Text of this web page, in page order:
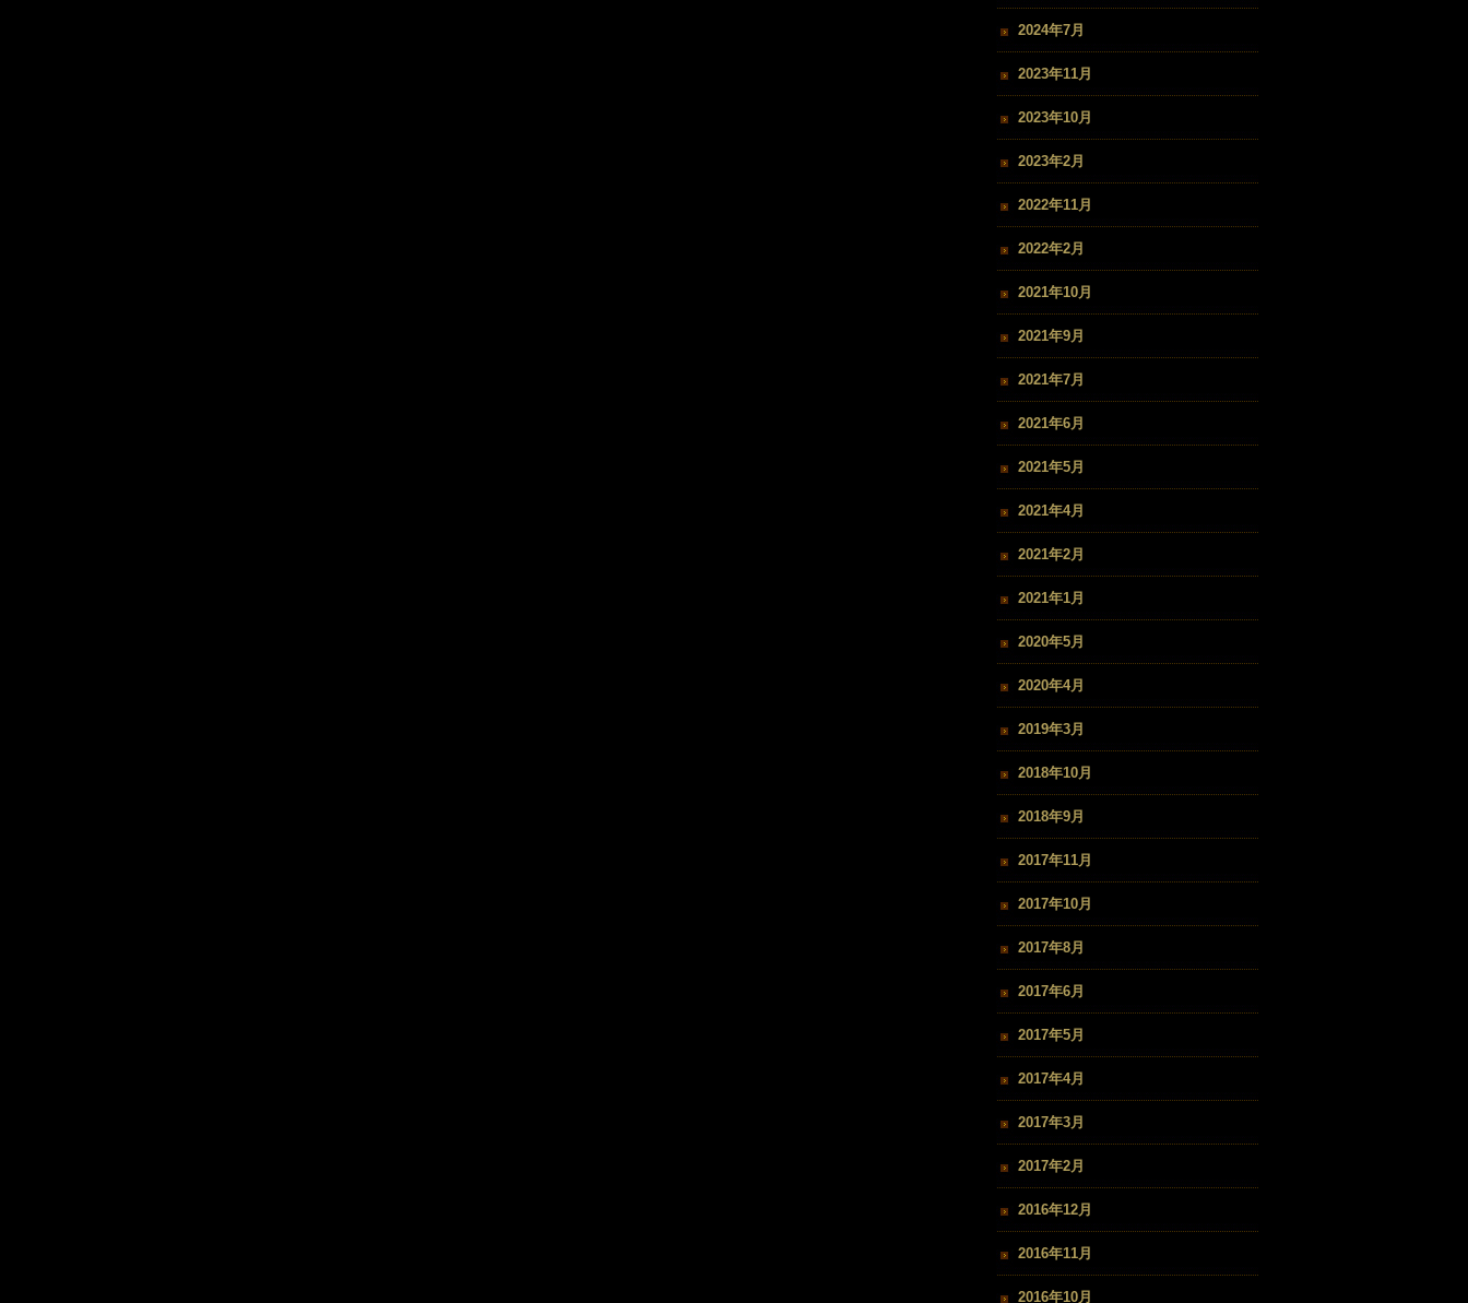
2024年7月
2023年11月
2023年10月
2023年2月
2022年11月
2022年2月
2021年10月
2021年9月
2021年7月
2021年6月
2021年5月
2021年4月
2021年2月
2021年1月
2020年5月
2020年4月
2019年3月
2018年10月
2018年9月
2017年11月
2017年10月
2017年8月
2017年6月
2017年5月
2017年4月
2017年3月
2017年2月
2016年12月
2016年11月
2016年10月